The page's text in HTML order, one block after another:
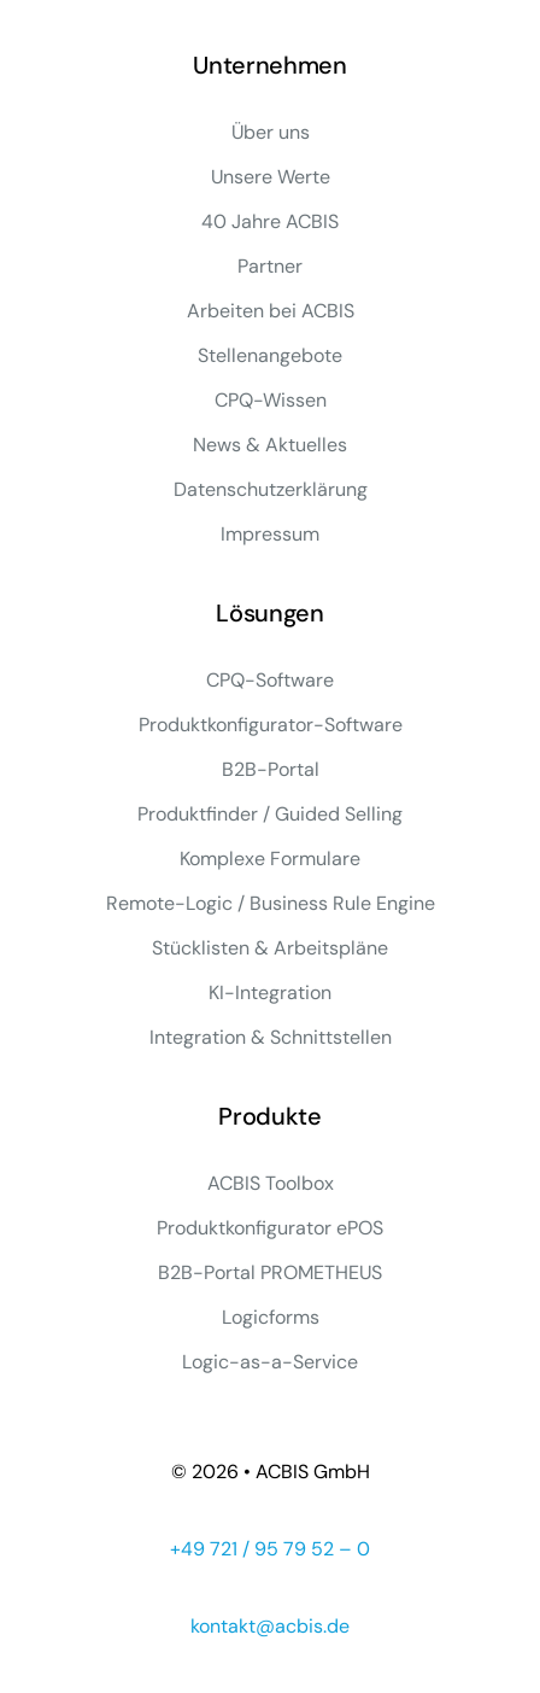
Unternehmen
Über uns
Unsere Werte
40 Jahre ACBIS
Partner
Arbeiten bei ACBIS
Stellenangebote
CPQ-Wissen
News & Aktuelles
Datenschutzerklärung
Impressum
Lösungen
CPQ-Software
Produktkonfigurator-Software
B2B-Portal
Produktfinder / Guided Selling
Komplexe Formulare
Remote-Logic / Business Rule Engine
Stücklisten & Arbeitspläne
KI-Integration
Integration & Schnittstellen
Produkte
ACBIS Toolbox
Produktkonfigurator ePOS
B2B-Portal PROMETHEUS
Logicforms
Logic-as-a-Service
© 2026 • ACBIS GmbH
+49 721 / 95 79 52 – 0
kontakt@acbis.de